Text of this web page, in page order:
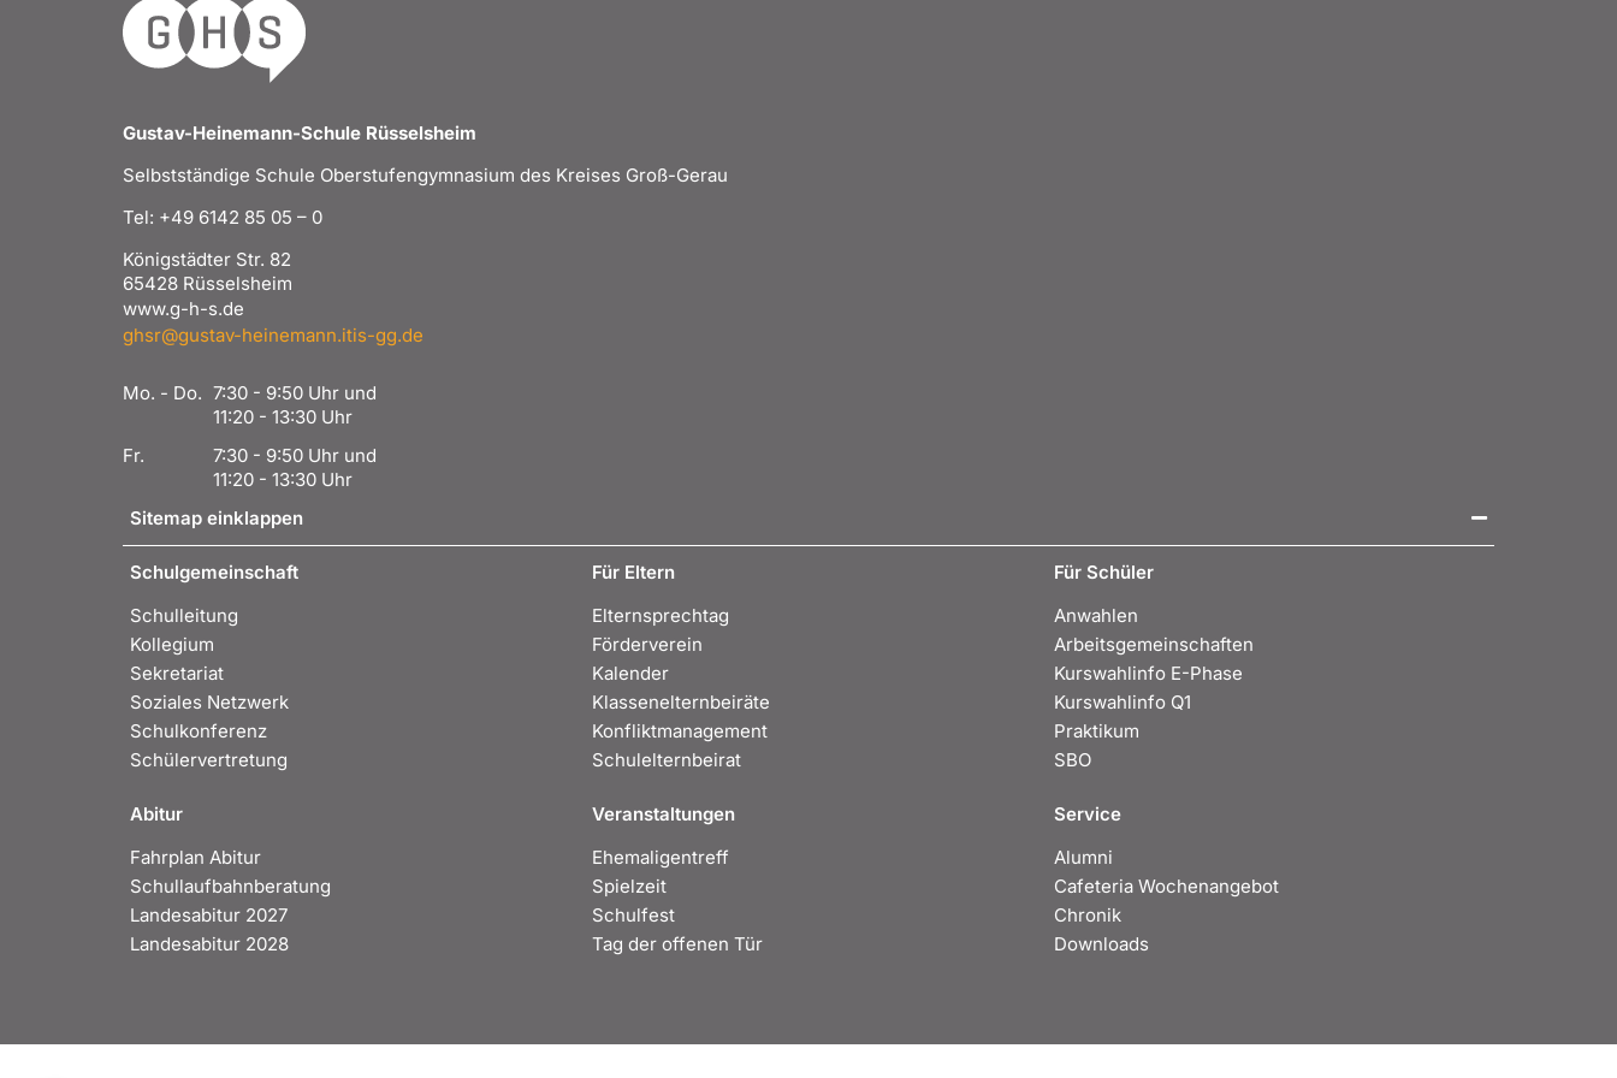
Gustav-Heinemann-Schule Rüsselsheim
Selbstständige Schule Oberstufengymnasium des Kreises Groß-Gerau
Tel: +49 6142 85 05 – 0
Königstädter Str. 82
65428 Rüsselsheim
www.g-h-s.de
ghsr@gustav-heinemann.itis-gg.de
Mo. - Do. 7:30 - 9:50 Uhr und
11:20 - 13:30 Uhr
Fr.
7:30 - 9:50 Uhr und
11:20 - 13:30 Uhr
Sitemap einklappen
Schulgemeinschaft
Schulleitung
Kollegium
Sekretariat
Soziales Netzwerk
Schulkonferenz
Schülervertretung
Für Eltern
Elternsprechtag
Förderverein
Kalender
Klassenelternbeiräte
Konfliktmanagement
Schulelternbeirat
Für Schüler
Anwahlen
Arbeitsgemeinschaften
Kurswahlinfo E-Phase
Kurswahlinfo Q1
Praktikum
SBO
Abitur
Fahrplan Abitur
Schullaufbahnberatung
Landesabitur 2027
Landesabitur 2028
Veranstaltungen
Ehemaligentreff
Spielzeit
Schulfest
Tag der offenen Tür
Service
Alumni
Cafeteria Wochenangebot
Chronik
Downloads